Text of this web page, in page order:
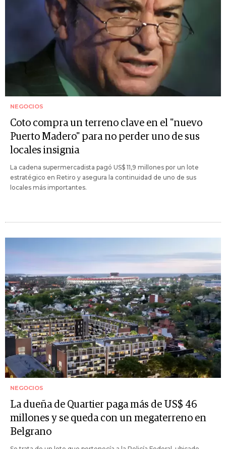
NEGOCIOS
Coto compra un terreno clave en el "nuevo
Puerto Madero" para no perder uno de sus
locales insignia
La cadena supermercadista pagó US$ 11,9 millones por un lote
estratégico en Retiro y asegura la continuidad de uno de sus
locales más importantes.
NEGOCIOS
La dueña de Quartier paga más de US$ 46
millones y se queda con un megaterreno en
Belgrano